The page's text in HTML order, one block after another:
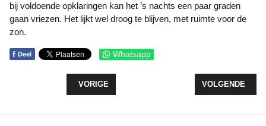
bij voldoende opklaringen kan het ’s nachts een paar graden
gaan vriezen. Het lijkt wel droog te blijven, met ruimte voor de
zon.
f Deel Whatsapp
VORIG ARTIKEL: RELATIEF KOUDE WEEK MET
VORIGE VOLGENDE
VOLGENDE